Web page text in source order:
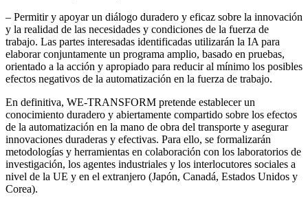
– Permitir y apoyar un diálogo duradero y eficaz sobre la innovación
y la realidad de las necesidades y condiciones de la fuerza de
trabajo. Las partes interesadas identificadas utilizarán la IA para
elaborar conjuntamente un programa amplio, basado en pruebas,
orientado a la acción y apropiado para reducir al mínimo los posibles
efectos negativos de la automatización en la fuerza de trabajo.
En definitiva, WE-TRANSFORM pretende establecer un
conocimiento duradero y abiertamente compartido sobre los efectos
de la automatización en la mano de obra del transporte y asegurar
innovaciones duraderas y efectivas. Para ello, se formalizarán
metodologías y herramientas en colaboración con los laboratorios de
investigación, los agentes industriales y los interlocutores sociales a
nivel de la UE y en el extranjero (Japón, Canadá, Estados Unidos y
Corea).